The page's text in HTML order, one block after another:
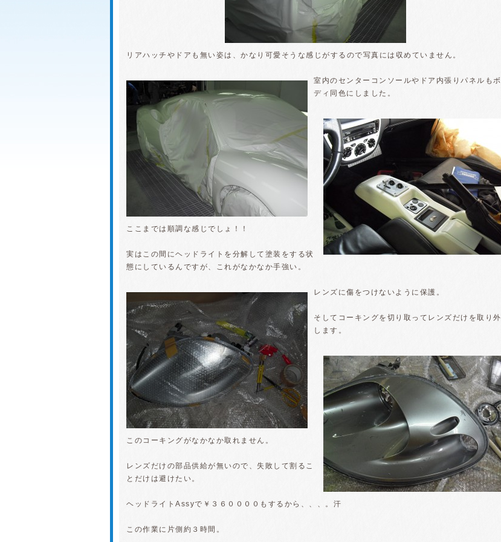
リアハッチやドアも無い姿は、かなり可愛そうな感じがするので写真には収めていません。
室内のセンターコンソールやドア内張りパネルもボ
ディ同色にしました。
ここまでは順調な感じでしょ！！
実はこの間にヘッドライトを分解して塗装をする状
態にしているんですが、これがなかなか手強い。
レンズに傷をつけないように保護。
そしてコーキングを切り取ってレンズだけを取り外
します。
このコーキングがなかなか取れません。
レンズだけの部品供給が無いので、失敗して割るこ
とだけは避けたい。
ヘッドライトAssyで￥３６００００もするから、、、。汗
この作業に片側約３時間。